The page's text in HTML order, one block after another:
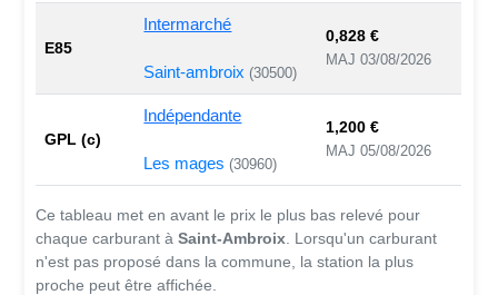
E85
Intermarché
Saint-ambroix (30500)
0,828 €
MAJ 03/08/2026
GPL (c)
Indépendante
Les mages(30960)
1,200 €
MAJ 05/08/2026
Ce tableau met en avant le prix le plus bas relevé pour
chaque carburant àSaint-Ambroix . Lorsqu'un carburant
n'est pas proposé dans la commune, la station la plus
proche peut être affichée.